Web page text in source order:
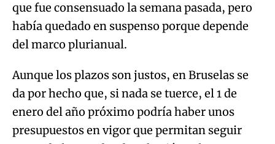
que fue consensuado la semana pasada, pero
había quedado en suspenso porque depende
del marco plurianual.
Aunque los plazos son justos, en Bruselas se
da por hecho que, si nada se tuerce, el 1 de
enero del año próximo podría haber unos
presupuestos en vigor que permitan seguir